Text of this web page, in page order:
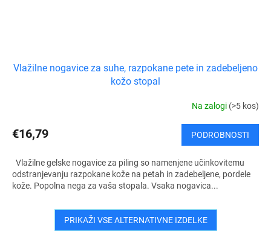
Vlažilne nogavice za suhe, razpokane pete in zadebeljeno
kožo stopal
Na zalogi (>5 kos)
€16,79 PODROBNOSTI
Vlažilne gelske nogavice za piling so namenjene učinkovitemu
odstranjevanju razpokane kože na petah in zadebeljene, pordele
kože. Popolna nega za vaša stopala. Vsaka nogavica...
PRIKAŽI VSE ALTERNATIVNE IZDELKE